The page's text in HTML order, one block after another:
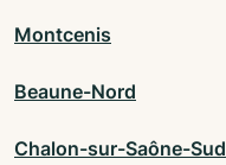
Montcenis
Beaune-Nord
Chalon-sur-Saône-Sud